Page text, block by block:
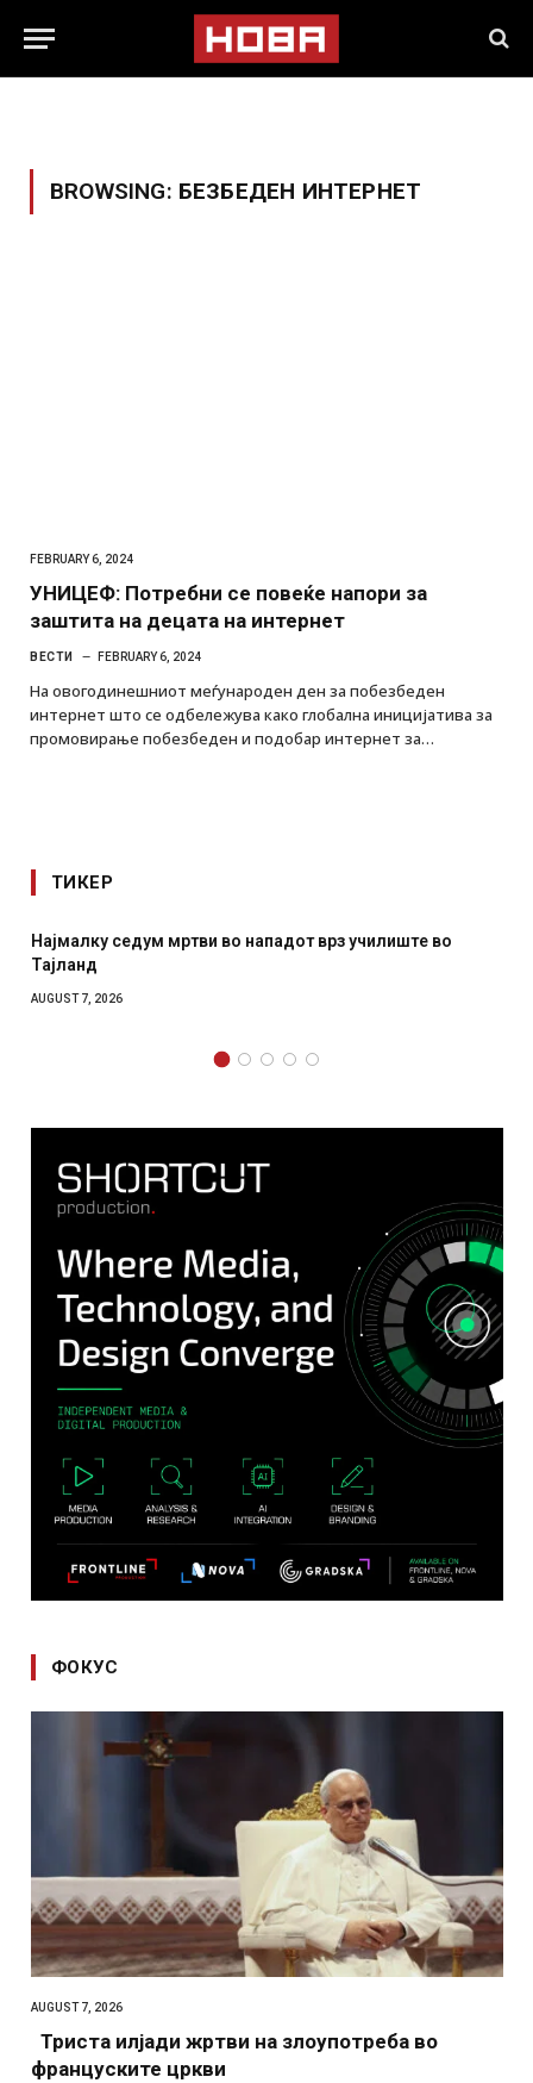
BROWSING: БЕЗБЕДЕН ИНТЕРНЕТ
FEBRUARY 6, 2024
УНИЦЕФ: Потребни се повеќе напори за
заштита на децата на интернет
ВЕСТИ FEBRUARY 6, 2024
На овогодинешниот меѓународен ден за побезбеден
интернет што се одбележува како глобална иницијатива за
промовирање побезбеден и подобар интернет за…
ТИКЕР
Најмалку седум мртви во нападот врз училиште во
Тајланд
AUGUST 7, 2026
ФОКУС
AUGUST 7, 2026
Триста илјади жртви на злоупотреба во
француските цркви